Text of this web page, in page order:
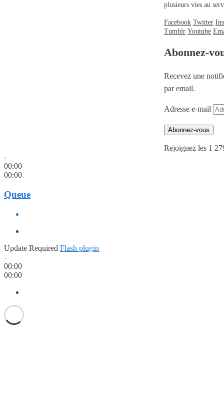
plusieurs vies au
Facebook Twitter
Tumblr Youtube
Abonnez-
Recevez une
par email.
Adresse e-mail
Abonnez-vous
Rejoignez les 1
-
00:00
00:00
Queue
Update Required Flash plugin
-
00:00
00:00